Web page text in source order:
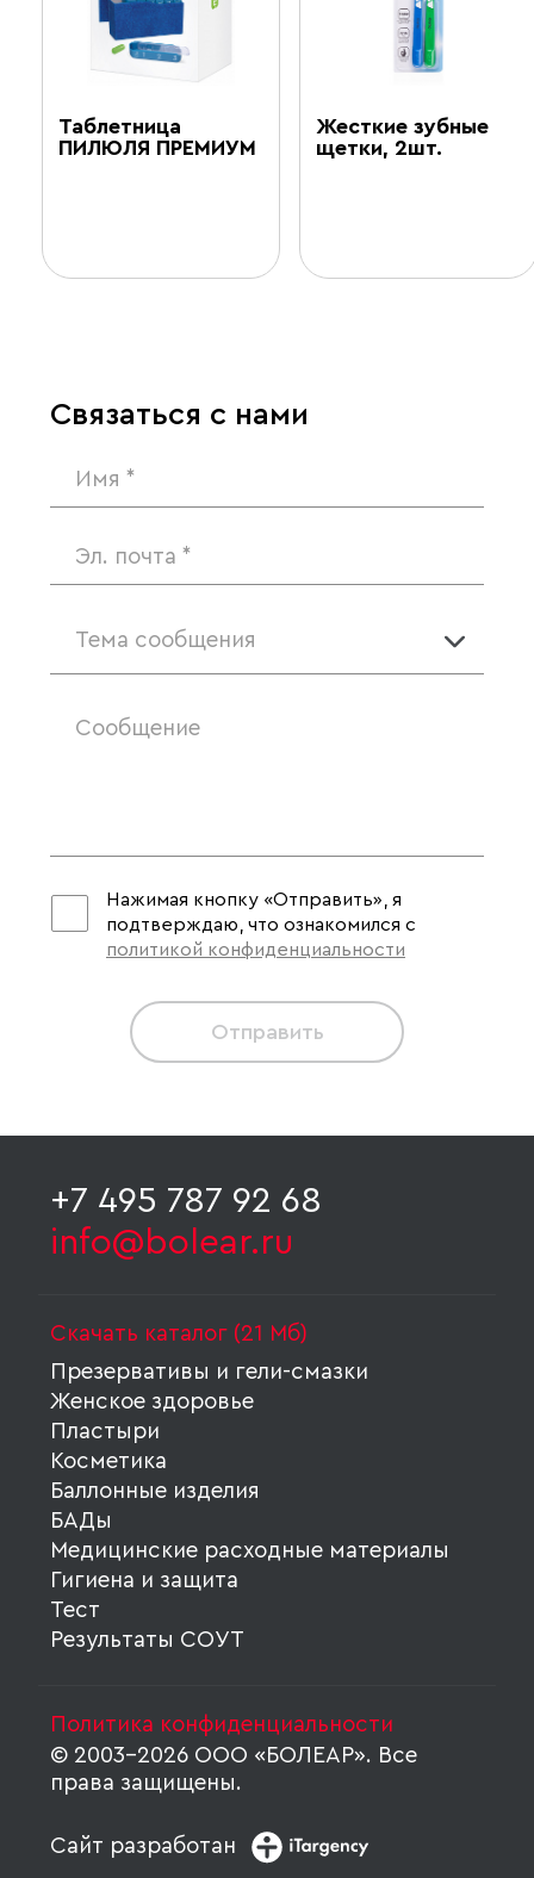
Таблетница
ПИЛЮЛЯ ПРЕМИУМ
Жесткие зубные
щетки, 2шт.
Связаться с нами
Тема сообщения
Нажимая кнопку «Отправить», я
подтверждаю, что ознакомился с
политикой конфиденциальности
Отправить
+7 495 787 92 68
info@bolear.ru
Скачать каталог (21 Мб)
Презервативы и гели-смазки
Женское здоровье
Пластыри
Косметика
Баллонные изделия
БАДы
Медицинские расходные материалы
Гигиена и защита
Тест
Результаты СОУТ
© 2003-2026 ООО «БОЛЕАР». Все
права защищены.
Политика конфиденциальности
Сайт разработан